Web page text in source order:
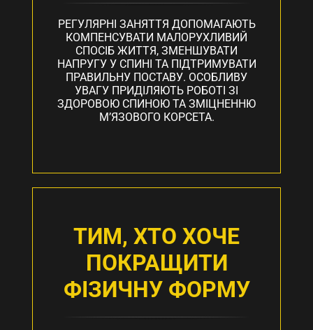
РЕГУЛЯРНІ ЗАНЯТТЯ ДОПОМАГАЮТЬ
КОМПЕНСУВАТИ МАЛОРУХЛИВИЙ
СПОСІБ ЖИТТЯ, ЗМЕНШУВАТИ
НАПРУГУ У СПИНІ ТА ПІДТРИМУВАТИ
ПРАВИЛЬНУ ПОСТАВУ. ОСОБЛИВУ
УВАГУ ПРИДІЛЯЮТЬ РОБОТІ ЗІ
ЗДОРОВОЮ СПИНОЮ ТА ЗМІЦНЕННЮ
М’ЯЗОВОГО КОРСЕТА.
ТИМ, ХТО ХОЧЕ
ПОКРАЩИТИ
ФІЗИЧНУ ФОРМУ